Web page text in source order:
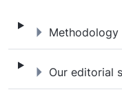
Methodology
Methodology
Our editorial
Our editorial